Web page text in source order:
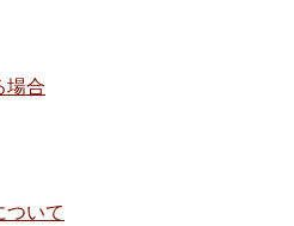
場合
ついて